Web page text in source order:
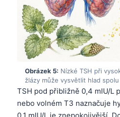
Obrázek 5: Nízké TSH při
žlázy může vysvětlit hlad
TSH pod přibližně 0,4 mIU/L
nebo volném T3 naznačuje
0,1 mIU/L je znepokojivější.